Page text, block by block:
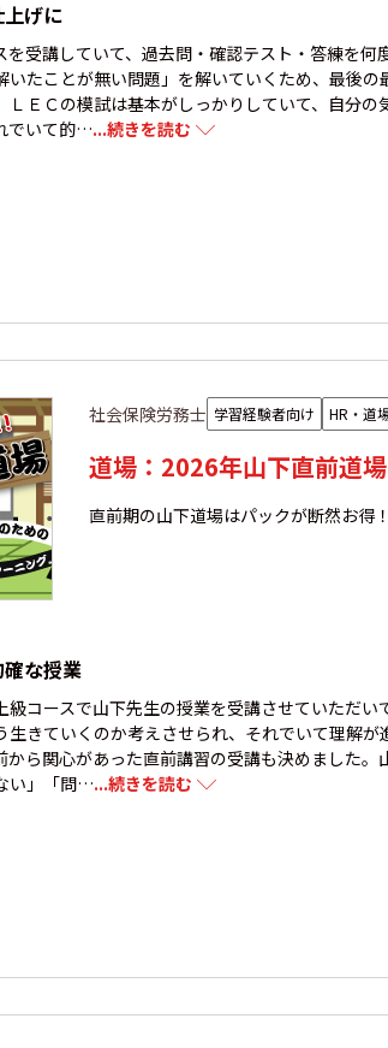
げに
を受講していて、過去問・確認テスト・答練を何
いたことが無い問題」を解いていくため、最後
ＬＥＣの模試は基本がしっかりしていて、自分の
でいて的…...続きを読む
社会保険労務士 学習経験者向け HR・道
道場：2026年山下直前道場
直前期の山下道場はパックが断然お得！
な授業
級コースで山下先生の授業を受講させていただい
生きていくのか考えさせられ、それでいて理解が
から関心があった直前講習の受講も決めました
い」「問…...続きを読む